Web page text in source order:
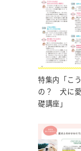
特集内「こ
の？ 犬に愛
礎講座」